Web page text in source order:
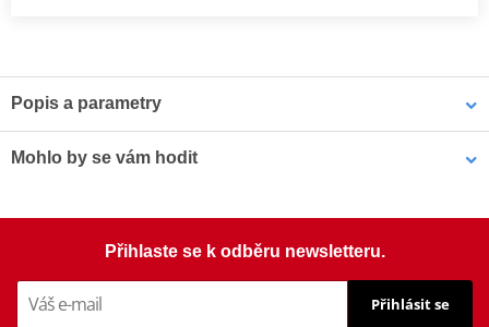
Popis a parametry
Mohlo by se vám hodit
Přihlaste se k odběru newsletteru.
Přihlásit se